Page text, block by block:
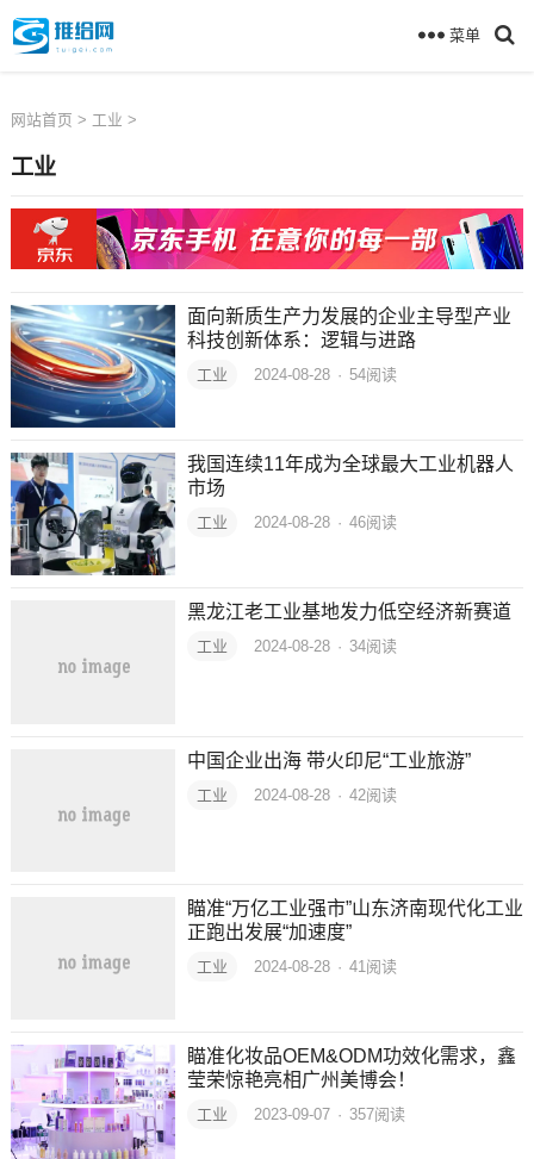
菜单
网站首页 > 工业 >
工业
面向新质生产力发展的企业主导型产业
科技创新体系：逻辑与进路
工业 2024-08-28 · 54阅读
我国连续11年成为全球最大工业机器人
市场
工业 2024-08-28 · 46阅读
黑龙江老工业基地发力低空经济新赛道
工业 2024-08-28 · 34阅读
中国企业出海 带火印尼“工业旅游”
工业 2024-08-28 · 42阅读
瞄准“万亿工业强市”山东济南现代化工业
正跑出发展“加速度”
工业 2024-08-28 · 41 阅读
瞄准化妆品OEM&ODM功效化需求，鑫
莹荣惊艳亮相广州美博会！
工业 2023-09-07 · 357阅读